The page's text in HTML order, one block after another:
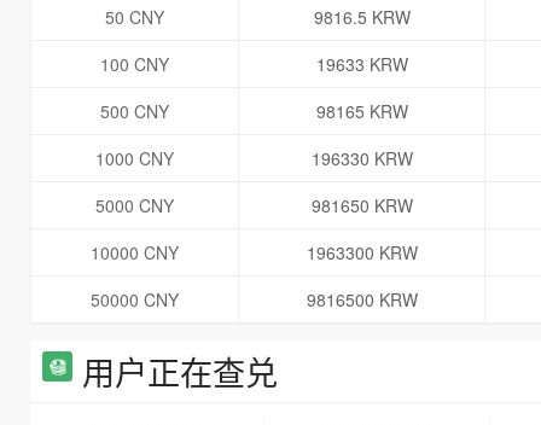
50 CNY
9816.5 KRW
100 CNY
19633 KRW
500 CNY
98165 KRW
1000 CNY
196330 KRW
5000 CNY
981650 KRW
10000 CNY
1963300 KRW
50000 CNY
9816500 KRW
用户正在查兑